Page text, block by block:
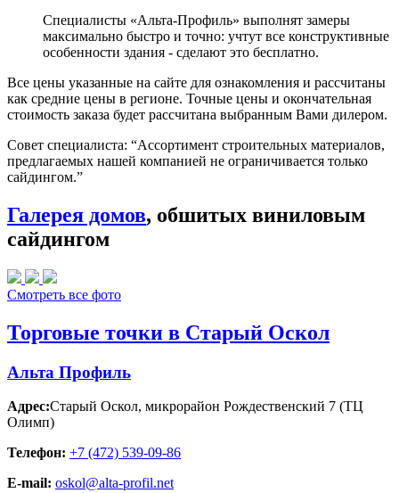
Специалисты «Альта-Профиль» выполнят замеры
максимально быстро и точно: учтут все конструктивные
особенности здания - сделают это бесплатно.
Все цены указанные на сайте для ознакомления и рассчитаны
как средние цены в регионе. Точные цены и окончательная
стоимость заказа будет рассчитана выбранным Вами дилером.
Совет специалиста: “Ассортимент строительных материалов,
предлагаемых нашей компанией не ограничивается только
сайдингом.”
Галерея домов, обшитых виниловым
сайдингом
Смотреть все фото
Торговые точки в Старый Оскол
Альта Профиль
Адрес:Старый Оскол, микрорайон Рождественский 7 (ТЦ
Олимп)
Телефон: +7 (472) 539-09-86
E-mail: oskol@alta-profil.net